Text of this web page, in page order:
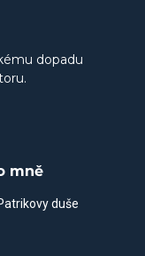
dopadu
mně
duše